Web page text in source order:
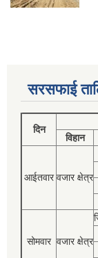
सरसफाई
दिन
विहान
आईतवार वजार क्षेत्र
सोमवार वजार क्षेत्र